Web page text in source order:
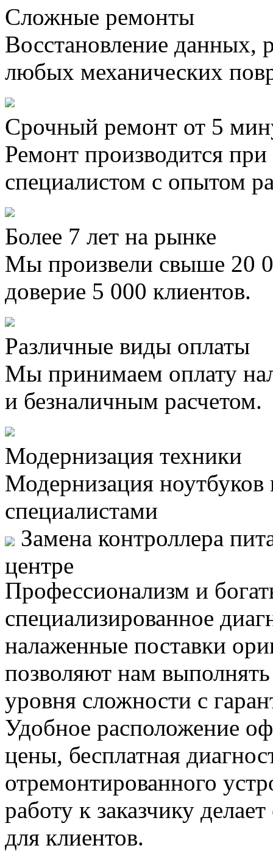
Сложные ремонты
Восстановление данных,
любых механических
Срочный ремонт от 5
Ремонт производится
специалистом с опытом
Более 7 лет на рынке
Мы произвели свыше 20
доверие 5 000 клиентов.
Различные виды оплаты
Мы принимаем оплату
и безналичным расчетом.
Модернизация техники
Модернизация
специалистами
Замена контроллера
центре
Профессионализм и
специализированное
налаженные поставки
позволяют нам
уровня сложности с
Удобное расположение
цены, бесплатная
отремонтированного
работу к заказчику
для клиентов.